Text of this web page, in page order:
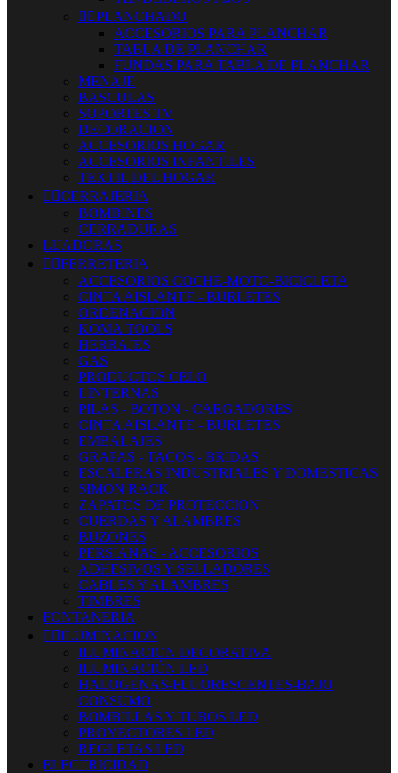
 PLANCHADO
ACCESORIOS PARA PLANCHAR
TABLA DE PLANCHAR
FUNDAS PARA TABLA DE PLANCHAR
MENAJE
BASCULAS
SOPORTES TV
DECORACION
ACCESORIOS HOGAR
ACCESORIOS INFANTILES
TEXTIL DEL HOGAR
 CERRAJERIA
BOMBINES
CERRADURAS
LIJADORAS
 FERRETERIA
ACCESORIOS COCHE-MOTO-BICICLETA
CINTA AISLANTE - BURLETES
ORDENACION
KOMA TOOLS
HERRAJES
GAS
PRODUCTOS CELO
LINTERNAS
PILAS - BOTON - CARGADORES
CINTA AISLANTE - BURLETES
EMBALAJES
GRAPAS - TACOS - BRIDAS
ESCALERAS INDUSTRIALES Y DOMESTICAS
SIMON RACK
ZAPATOS DE PROTECCION
CUERDAS Y ALAMBRES
BUZONES
PERSIANAS - ACCESORIOS
ADHESIVOS Y SELLADORES
CABLES Y ALAMBRES
TIMBRES
FONTANERIA
 ILUMINACION
ILUMINACION DECORATIVA
ILUMINACIÓN LED
HALOGENAS-FLUORESCENTES-BAJO
CONSUMO
BOMBILLAS Y TUBOS LED
PROYECTORES LED
REGLETAS LED
ELECTRICIDAD